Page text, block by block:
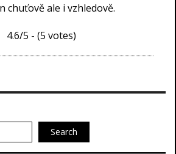
chuťově ale i vzhledově.
4.6/5 - (5 votes)
Search